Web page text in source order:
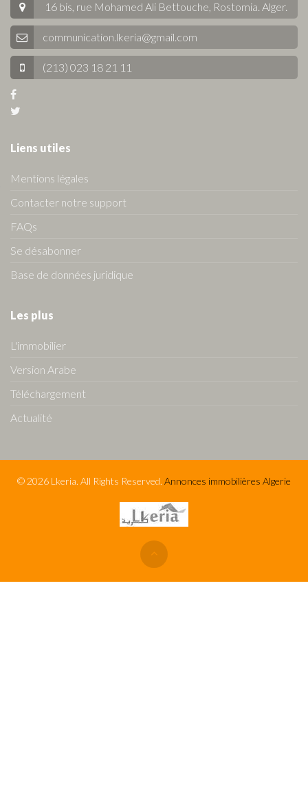
16 bis, rue Mohamed Ali Bettouche, Rostomia. Alger.
communication.lkeria@gmail.com
(213) 023 18 21 11
Liens utiles
Mentions légales
Contacter notre support
FAQs
Se désabonner
Base de données juridique
Les plus
L'immobilier
Version Arabe
Téléchargement
Actualité
© 2026 Lkeria. All Rights Reserved. Annonces immobilières Algerie